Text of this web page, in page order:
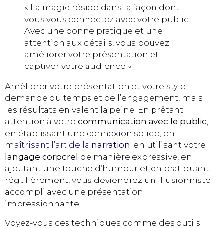
« La magie réside dans la façon dont
vous vous connectez avec votre public.
Avec une bonne pratique et une
attention aux détails, vous pouvez
améliorer votre présentation et
captiver votre audience »
Améliorer votre présentation et votre style
demande du temps et de l’engagement, mais
les résultats en valent la peine. En prêtant
attention à votre communication avec le public,
en établissant une connexion solide, en
maîtrisant l’art de la narration, en utilisant votre
langage corporel de manière expressive, en
ajoutant une touche d’humour et en pratiquant
régulièrement, vous deviendrez un illusionniste
accompli avec une présentation
impressionnante.
Voyez-vous ces techniques comme des outils